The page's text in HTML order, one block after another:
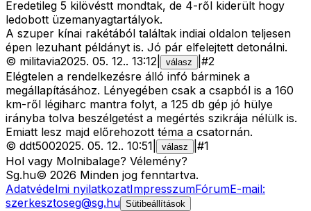
Eredetileg 5 kilövéstt mondtak, de 4-ről kiderült hogy
ledobott üzemanyagtartályok.
A szuper kínai rakétából találtak indiai oldalon teljesen
épen lezuhant példányt is. Jó pár elfelejtett detonálni.
© militavia2025. 05. 12.. 13:12 válasz #2
Elégtelen a rendelkezésre álló infó bárminek a
megállapításához. Lényegében csak a csapból is a 160
km-ről légiharc mantra folyt, a 125 db gép jó hülye
irányba tolva beszélgetést a megértés szikrája nélülk is.
Emiatt lesz majd előrehozott téma a csatornán.
© ddt5002025. 05. 12.. 10:51 válasz #1
Hol vagy Molnibalage? Vélemény?
Sg.hu© 2026 Minden jog fenntartva.
Adatvédelmi nyilatkozatImpresszumFórumE-mail:
szerkesztoseg@sg.hu Sütibeállítások